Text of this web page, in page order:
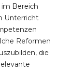
Bereich
Unterricht
Reformen
die